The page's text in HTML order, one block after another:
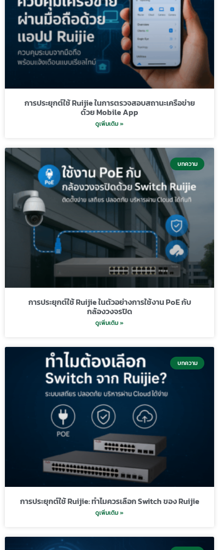
การประยุกต์ใช้ Ruijie ในการตรวจสอบสถานะเครือข่าย
ด้วย Mobile App
ดูเพิ่มเติม »
บทความ
การประยุกต์ใช้ Ruijie ในตัวอย่างการใช้งาน PoE กับ
กล้องวงจรปิด
ดูเพิ่มเติม »
บทความ
การประยุกต์ใช้ Ruijie: ทำไมควรเลือก Switch ของ Ruijie
ดูเพิ่มเติม »